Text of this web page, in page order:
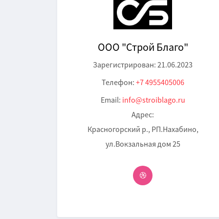
OOO "Строй Благо"
Зарегистрирован: 21.06.2023
Телефон: +7 4955405006
Email: info@stroiblago.ru
Адрес:
Красногорский р., РП.Нахабино,
ул.Вокзальная дом 25